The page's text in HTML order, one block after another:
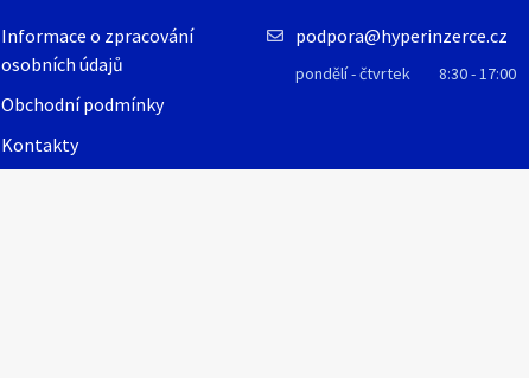
Informace o zpracování
osobních údajů
Obchodní podmínky
Kontakty
podpora@hyperinzerce.cz
pondělí - čtvrtek 8:30 - 17:00